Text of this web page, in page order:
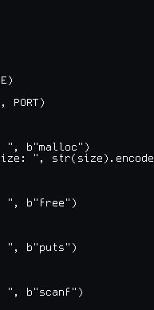
PORT)
", b"malloc")
",
", b"free")
", b"puts")
", b"scanf")